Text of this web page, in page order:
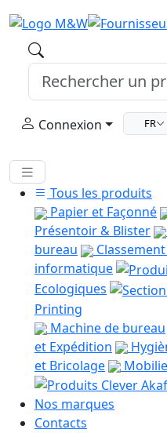
Connexion FR
Tous les produits
Papier et Façonné
Présentoir & Blister
bureau
informatique
Ecologiques
Printing
Machine de bureau
et Expédition
et Bricolage
Nos marques
Contacts